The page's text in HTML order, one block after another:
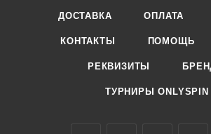
ДОСТАВКА ОПЛАТА
КОНТАКТЫ ПОМОЩЬ
РЕКВИЗИТЫ
ТУРНИРЫ ONLYSPIN